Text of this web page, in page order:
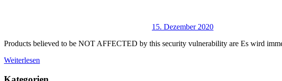
15. Dezember 2020
Products believed to be NOT AFFECTED by this security vulnerability are Es wird
Weiterlesen